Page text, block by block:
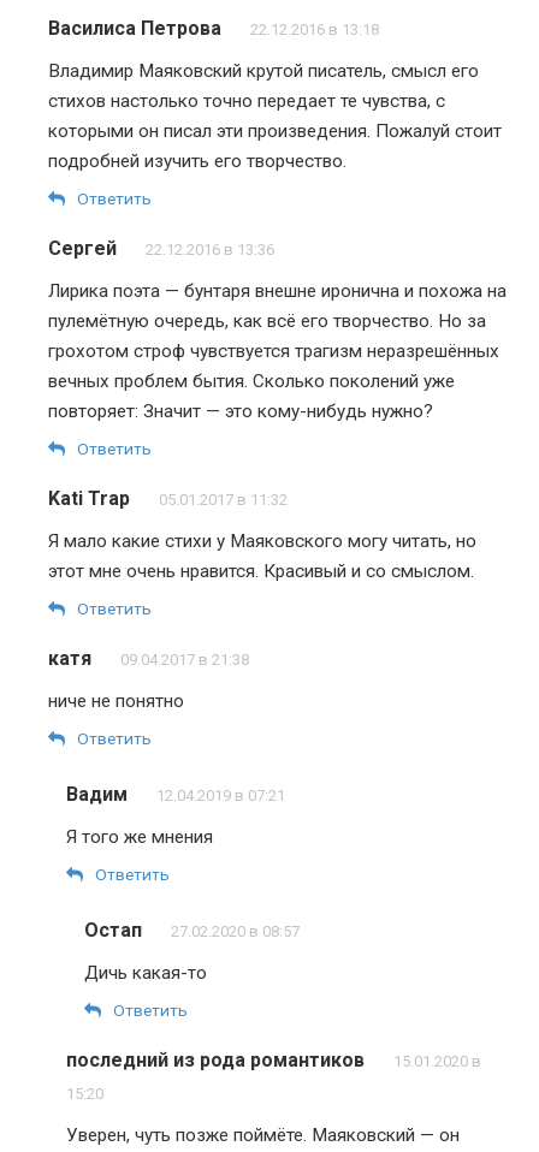
Василиса Петрова 22.12.2016 в 13:18
Владимир Маяковский крутой писатель, смысл его
стихов настолько точно передает те чувства, с
которыми он писал эти произведения. Пожалуй стоит
подробней изучить его творчество.
Ответить
Сергей 22.12.2016 в 13:36
Лирика поэта — бунтаря внешне иронична и похожа на
пулемётную очередь, как всё его творчество. Но за
грохотом строф чувствуется трагизм неразрешённых
вечных проблем бытия. Сколько поколений уже
повторяет: Значит — это кому-нибудь нужно?
Ответить
Kati Trap 05.01.2017 в 11:32
Я мало какие стихи у Маяковского могу читать, но
этот мне очень нравится. Красивый и со смыслом.
Ответить
катя 09.04.2017 в 21:38
ниче не понятно
Ответить
Вадим 12.04.2019 в 07:21
Я того же мнения
Ответить
Остап 27.02.2020 в 08:57
Дичь какая-то
Ответить
последний из рода романтиков
15.01.2020 в
15:20
Уверен, чуть позже поймёте. Маяковский — он